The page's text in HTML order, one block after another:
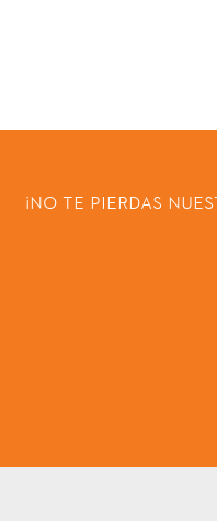
¡NO TE PIERDAS